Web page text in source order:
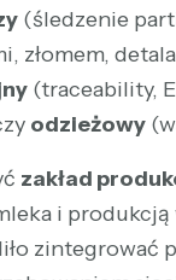
(śledzenie
złomem,
(traceability,
odzieżowy
zakład
i
zintegrować